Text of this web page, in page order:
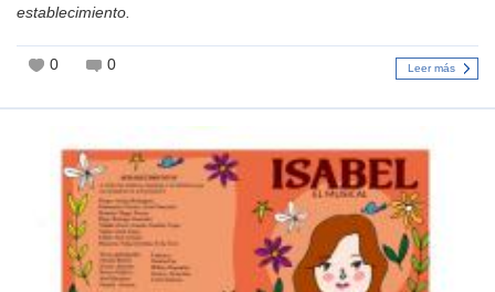
establecimiento.
0 0 Leer más